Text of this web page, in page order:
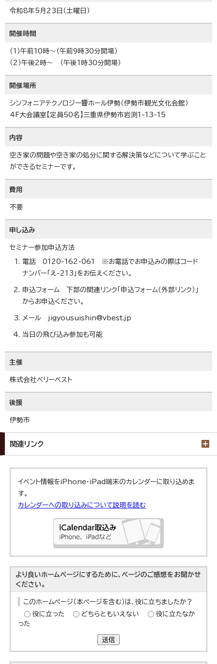
令和8年5月23日（土曜日）
開催時間
（1）午前10時～（午前9時30分開場）
（2）午後2時～ （午後1時30分開場）
開催場所
シンフォニアテクノロジー響ホール伊勢（伊勢市観光文化会館）
4F大会議室【定員50名】三重県伊勢市岩渕1-13-15
内容
空き家の問題や空き家の処分に関する解決策などについて学ぶこと
ができるセミナーです。
費用
不要
申し込み
セミナー参加申込方法
電話 0120-162-061 ※お電話でお申込みの際はコード
ナンバー「え-213」をお伝えください。
申込フォーム 下部の関連リンク「申込フォーム（外部リンク）」
からお申込ください。
メール jigyousuishin@vbest.jp
当日の飛び込み参加も可能
主催
株式会社ベリーベスト
後援
伊勢市
関連リンク
イベント情報をiPhone・iPad端末のカレンダーに取り込めま
す。
カレンダーへの取り込みについて説明を読む
より良いホームページにするために、ページのご感想をお聞かせ
ください。
このホームページ（本ページを含む）は、役に立ちましたか？
役に立った
どちらともいえない
役に立たなか
った
送信